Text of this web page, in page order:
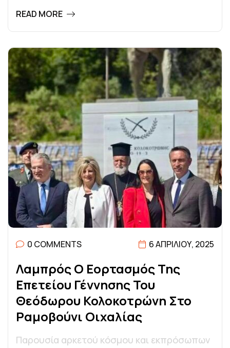
READ MORE
0 COMMENTS 6 ΑΠΡΙΛΊΟΥ, 2025
ΛΑΜΠΡΌΣΟ ΕΟΡΤΑΣΜΌΣΤΗΣ
ΕΠΕΤΕΊΟΥ ΓΈΝΝΗΣΗΣΤΟΥ
ΘΕΌΔΩΡΟΥ ΚΟΛΟΚΟΤΡΏΝΗ ΣΤΟ
ΡΑΜΟΒΟΎΝΙ ΟΙΧΑΛΊΑΣ
Παρουσία αρκετού κόσμου και εκπρόσωπων